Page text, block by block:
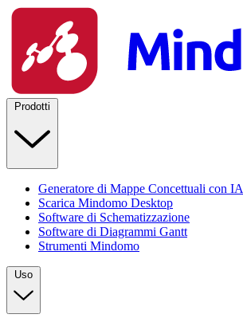
Prodotti
Generatore di Mappe Concettuali con IA
Scarica Mindomo Desktop
Software di Schematizzazione
Software di Diagrammi Gantt
Strumenti Mindomo
Uso